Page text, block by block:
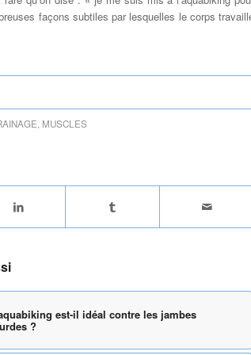
façons subtiles par lesquelles le corps
MUSCLES
est-il idéal contre les jambes
?